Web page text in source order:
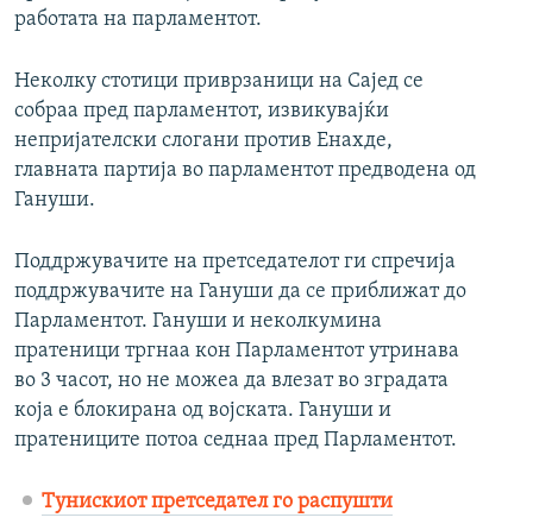
работата на парламентот.
Неколку стотици приврзаници на Сајед се
собраа пред парламентот, извикувајќи
непријателски слогани против Енахде,
главната партија во парламентот предводена од
Гануши.
Поддржувачите на претседателот ги спречија
поддржувачите на Гануши да се приближат до
Парламентот. Гануши и неколкумина
пратеници тргнаа кон Парламентот утринава
во 3 часот, но не можеа да влезат во зградата
која е блокирана од војската. Гануши и
пратениците потоа седнаа пред Парламентот.
Тунискиот претседател го распушти